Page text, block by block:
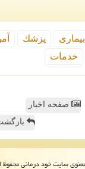
بیماری پزشك
خدمات
صفحه اخبار